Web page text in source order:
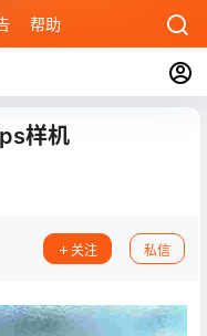
帮助
样机
关注 私信